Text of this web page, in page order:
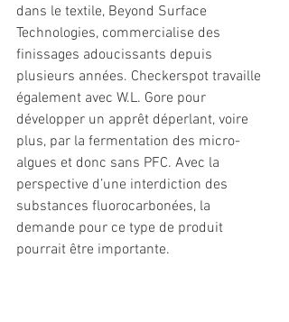
dans le textile, Beyond Surface
Technologies, commercialise des
finissages adoucissants depuis
plusieurs années. Checkerspot travaille
également avec W.L. Gore pour
développer un apprêt déperlant, voire
plus, par la fermentation des micro-
algues et donc sans PFC. Avec la
perspective d’une interdiction des
substances fluorocarbonées, la
demande pour ce type de produit
pourrait être importante.